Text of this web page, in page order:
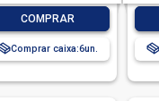
COMPRAR
Comprar caixa:6